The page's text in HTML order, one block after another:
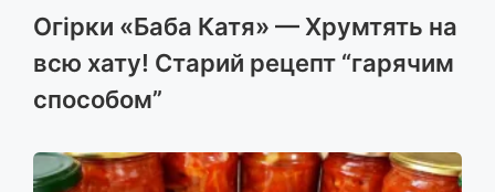
Огірки «Баба Катя» — Хрумтять на
всю хату! Старий рецепт “гарячим
способом”